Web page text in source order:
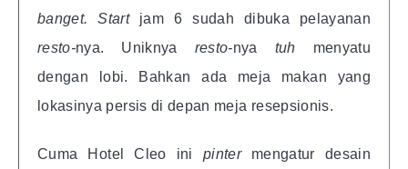
banget. Start jam 6 sudah dibuka pelayanan
resto-nya. Uniknya resto-nya tuh menyatu
dengan lobi. Bahkan ada meja makan yang
lokasinya persis di depan meja resepsionis.
Cuma Hotel Cleo ini pinter mengatur desain